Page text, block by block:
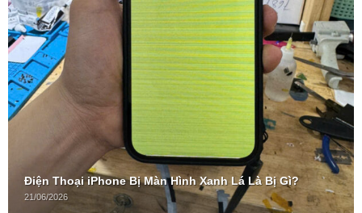
Điện Thoại iPhone Bị Màn Hình Xanh Lá Là Bị Gì?
21/06/2026